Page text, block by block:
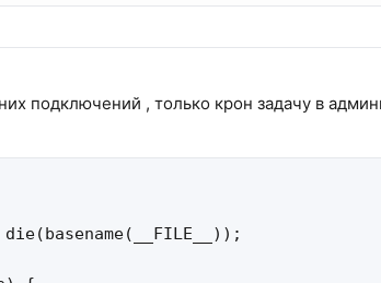
подключений , только крон задачу в